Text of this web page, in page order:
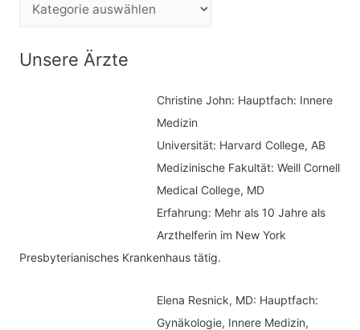
a
tUnsere Ärzte
Christine John: Hauptfach: Innere
Medizin
Universität: Harvard College, AB
Medizinische Fakultät: Weill Cornell
Medical College, MD
Erfahrung: Mehr als 10 Jahre als
Arzthelferin im New York
Presbyterianisches Krankenhaus tätig.
Elena Resnick, MD: Hauptfach:
Gynäkologie, Innere Medizin,